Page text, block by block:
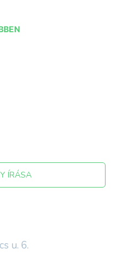
emlekhaz
ÍRÁSA
u. 6.